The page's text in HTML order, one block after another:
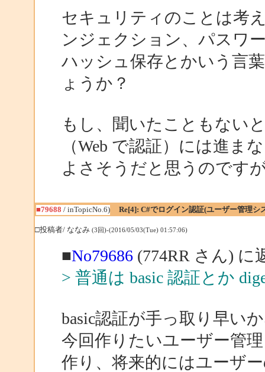
セキュリティのことは考
ンジェクション、パスワ
ハッシュ保存とかいう言
ょうか？
もし、聞いたこともない
（Web で認証）には進ま
よさそうだと思うのです
■79688 / inTopicNo.6) Re[4]: C#でログイン認証(ユーザー管理シ
□投稿者/ ななみ (3回)-(2016/05/03(Tue) 01:57:06)
■No79686(774RR さん) に
> 普通は basic 認証とか
basic認証が手っ取り早い
今回作りたいユーザー管
作り、将来的にはユーザ